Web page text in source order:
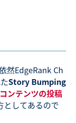
然EdgeRank Ch
Story Bumping
ンテンツの投稿
としてあるので